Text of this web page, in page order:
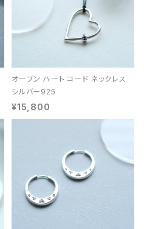
オープン ハート コード ネックレス
シルバー925
¥15,800